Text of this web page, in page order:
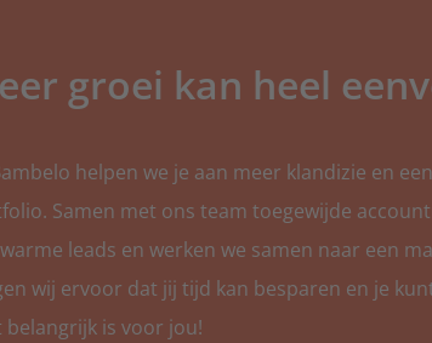
Tuinonderhoud
Verhuizers
Voor alle verhuizers
Verwarming & Isolatie
groei kan heel
helpen we je aan meer klandizie en
Samen met ons team toegewijde
leads en werken we samen naar een
wij ervoor dat jij tijd kan besparen en je
belangrijk is voor jou!